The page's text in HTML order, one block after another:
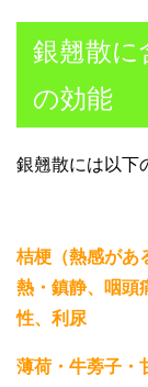
銀翹散に
の効能
銀翹散には以下
桔梗（熱感があ
熱・鎮静、咽頭
性、利尿
薄荷・牛蒡子・